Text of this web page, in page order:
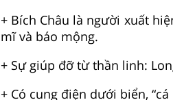
+ Bích Châu là người xuất
mĩ và báo mộng.
+ Sự giúp đỡ từ thần linh:
+ Có cung điện dưới biển,